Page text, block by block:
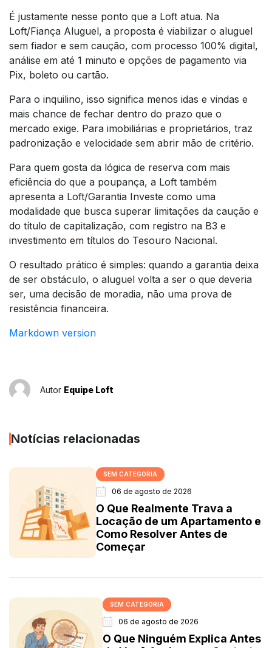
É justamente nesse ponto que a Loft atua. Na
Loft/Fiança Aluguel, a proposta é viabilizar o aluguel
sem fiador e sem caução, com processo 100% digital,
análise em até 1 minuto e opções de pagamento via
Pix, boleto ou cartão.
Para o inquilino, isso significa menos idas e vindas e
mais chance de fechar dentro do prazo que o
mercado exige. Para imobiliárias e proprietários, traz
padronização e velocidade sem abrir mão de critério.
Para quem gosta da lógica de reserva com mais
eficiência do que a poupança, a Loft também
apresenta a Loft/Garantia Investe como uma
modalidade que busca superar limitações da caução e
do título de capitalização, com registro na B3 e
investimento em títulos do Tesouro Nacional.
O resultado prático é simples: quando a garantia deixa
de ser obstáculo, o aluguel volta a ser o que deveria
ser, uma decisão de moradia, não uma prova de
resistência financeira.
Markdown version
Autor Equipe Loft
Notícias relacionadas
SEM CATEGORIA
06 de agosto de 2026
O Que Realmente Trava a
Locação de um Apartamento e
Como Resolver Antes de
Começar
SEM CATEGORIA
06 de agosto de 2026
O Que Ninguém Explica Antes